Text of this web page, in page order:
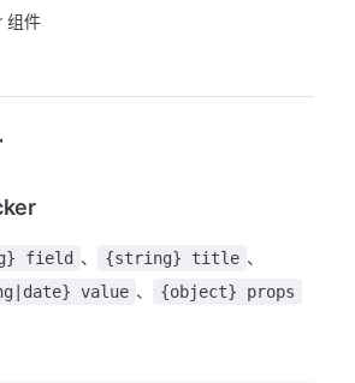
组件
field 、 {string} title 、
value 、 {object} props